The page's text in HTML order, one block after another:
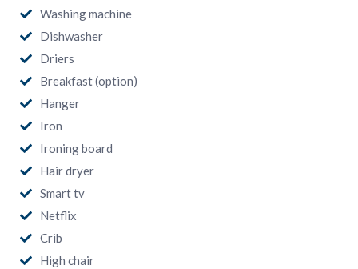
Washing machine
Dishwasher
Driers
Breakfast (option)
Hanger
Iron
Ironing board
Hair dryer
Smart tv
Netflix
Crib
High chair